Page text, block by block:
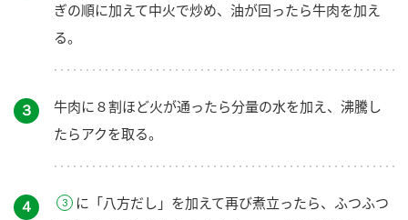
ぎの順に加えて中火で炒め、油が回ったら牛肉を加え
る。
３
牛肉に８割ほど火が通ったら分量の水を加え、沸騰し
たらアクを取る。
４
に「八方だし」を加えて再び煮立ったら、ふつふつ